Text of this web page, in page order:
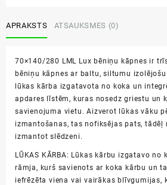
kāpnes
daudzums
APRAKSTS ATSAUKSMES (0)
70×140/280 LML Lux bēniņu kāpnes ir
bēniņu kāpnes ar baltu, siltumu
lūkas kārba izgatavota no koka un
apdares līstēm, kuras nosedz griestu un
savienojuma vietu. Aizverot lūkas vāku
izmantošanas, tas nofiksējas pats, tādēļ
izmantot slēdzeni.
LŪKAS KĀRBA: Lūkas kārbu izgatavo no
rāmja, kurš savienots ar koka kārbu un
iefrēzēta viena vai vairākas blīvgumijas,